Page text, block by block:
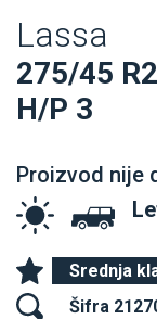
Lassa
275/45
H/P 3
Proizvod nije
Srednja
Šifra